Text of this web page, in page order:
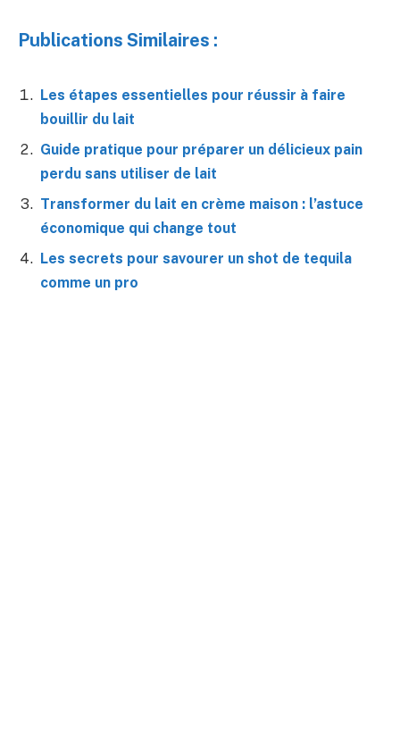
Publications Similaires :
Les étapes essentielles pour réussir à faire
bouillir du lait
Guide pratique pour préparer un délicieux pain
perdu sans utiliser de lait
Transformer du lait en crème maison : l’astuce
économique qui change tout
Les secrets pour savourer un shot de tequila
comme un pro